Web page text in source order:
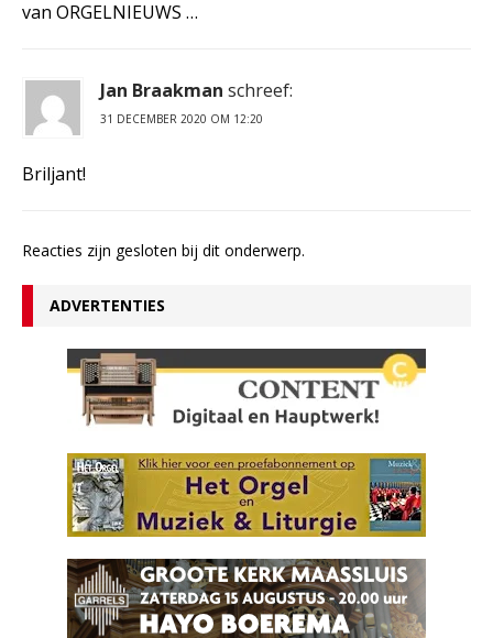
van ORGELNIEUWS …
Jan Braakman schreef:
31 DECEMBER 2020 OM 12:20
Briljant!
Reacties zijn gesloten bij dit onderwerp.
ADVERTENTIES